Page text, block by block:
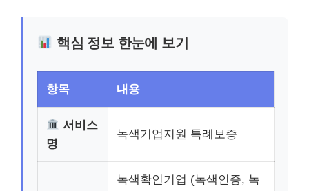
핵심 정보 한눈에 보기
항목 내용
서비스
명
녹색기업지원 특례보증
녹색확인기업 (녹색인증, 녹